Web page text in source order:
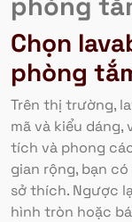
Chọn
phòng
Trên thị trường,
mã và kiểu
tích và phong
gian rộng, bạn
sở thích. Ngược
hình tròn hoặc